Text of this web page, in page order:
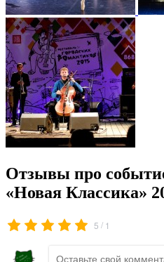
Отзывы про
«Новая Классика»
5 / 1